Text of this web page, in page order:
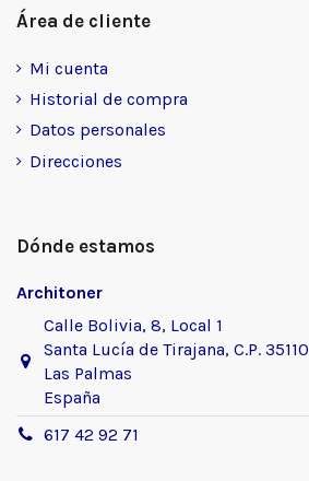
Área de cliente
Mi cuenta
Historial de compra
Datos personales
Direcciones
Dónde estamos
Architoner
Calle Bolivia, 8, Local 1
Santa Lucía de Tirajana, C.P. 35110
Las Palmas
España
617 42 92 71